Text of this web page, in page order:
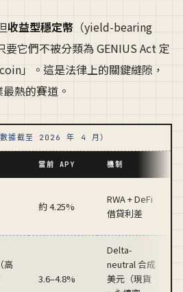
收益型穩定幣 （yield-bearing
它們不被分類為 GENIUS Act 定
」。這是法律上的關鍵縫隙，
熱的賽道。
數據截至 2026 年 4 月）
當前 APY 機制
約 4.25%
RWA + DeFi
借貸利差
高
3.6–4.8%
Delta-
neutral 合成
美元（現貨